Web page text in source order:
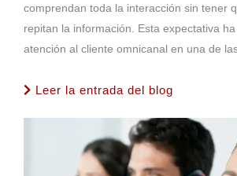
comprendan toda la interacción sin tener
repitan la información. Esta expectativa
atención al cliente omnicanal en una de las
Leer la entrada del blog